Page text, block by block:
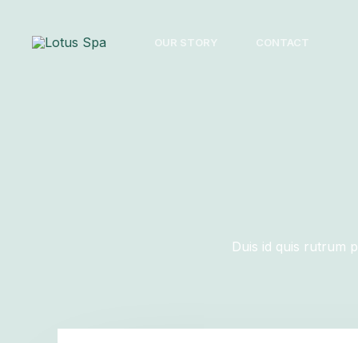
content
OUR STORY CONTACT
Duis id quis rutrum